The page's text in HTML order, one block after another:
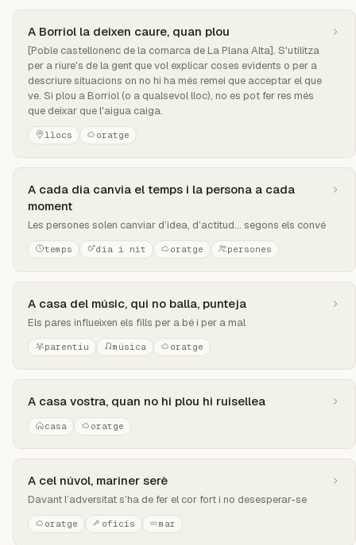
A Borriol la deixen caure, quan plou
[Poble castellonenc de la comarca de La Plana Alta]. S'utilitza
per a riure's de la gent que vol explicar coses evidents o per a
descriure situacions on no hi ha més remei que acceptar el que
ve. Si plou a Borriol (o a qualsevol lloc), no es pot fer res més
que deixar que l'aigua caiga.
llocs oratge
A cada dia canvia el temps i la persona a cada
moment
Les persones solen canviar d’idea, d’actitud... segons els convé
temps dia i nit oratge persones
A casa del músic, qui no balla, punteja
Els pares influeixen els fills per a bé i per a mal
parentiu música oratge
A casa vostra, quan no hi plou hi ruisellea
casa oratge
A cel núvol, mariner serè
Davant l’adversitat s’ha de fer el cor fort i no desesperar-se
oratge oficis mar